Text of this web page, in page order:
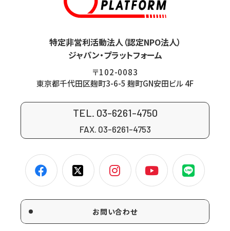
特定非営利活動法人（認定NPO法人）
ジャパン・プラットフォーム
〒102-0083
東京都千代田区麹町3-6-5 麹町GN安田ビル 4F
TEL. 03-6261-4750
FAX. 03-6261-4753
お問い合わせ